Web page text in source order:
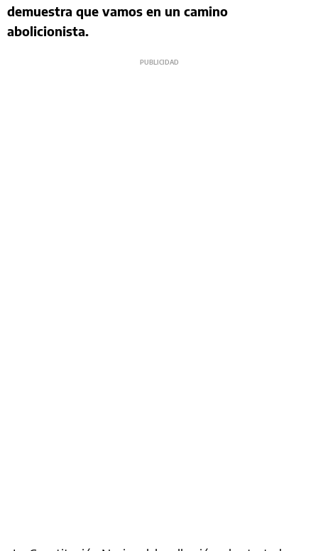
demuestra que vamos en un camino
abolicionista.